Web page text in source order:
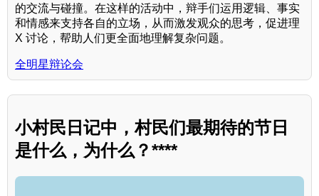
的交流与碰撞。在这样的活动中，辩手们运用逻辑、事实
和情感来支持各自的立场，从而激发观众的思考，促进理
X 讨论，帮助人们更全面地理解复杂问题。
全明星辩论会
小村民日记中，村民们最期待的节日
是什么，为什么？****